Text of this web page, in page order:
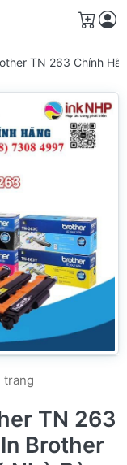
Giỏ
TN 263 Chính
trang
TN 263
Brother